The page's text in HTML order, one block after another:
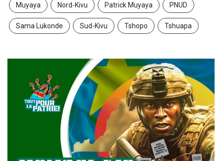
Muyaya Nord-Kivu Patrick Muyaya PNUD
Sama Lukonde Sud-Kivu Tshopo Tshuapa